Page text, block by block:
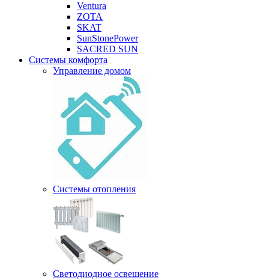
Ventura
ZOTA
SKAT
SunStonePower
SACRED SUN
Системы комфорта
Управление домом
Системы отопления
Светодиодное освещение